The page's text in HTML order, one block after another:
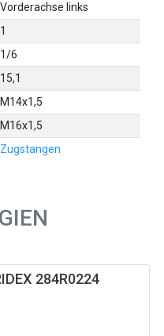
Vorderachse links
1
1/6
15,1
M14x1,5
M16x1,5
Zugstangen
284R0224